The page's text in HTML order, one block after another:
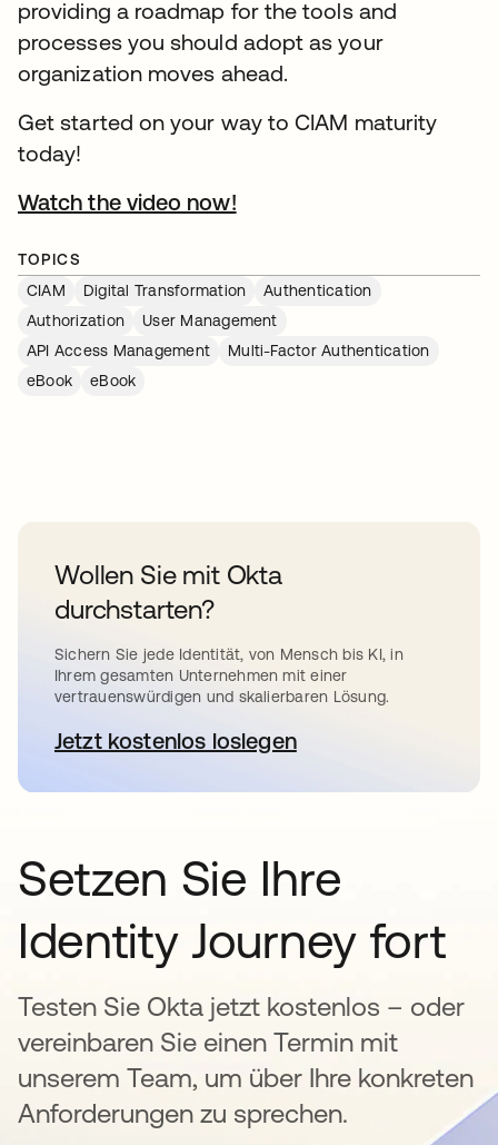
providing a roadmap for the tools and
processes you should adopt as your
organization moves ahead.
Get started on your way to CIAM maturity
today!
Watch the video now!
TOPICS
CIAM
Digital Transformation
Authentication
Authorization
User Management
API Access Management
Multi-Factor Authentication
eBook
eBook
Wollen Sie mit Okta
durchstarten?
Sichern Sie jede Identität, von Mensch bis KI, in
Ihrem gesamten Unternehmen mit einer
vertrauenswürdigen und skalierbaren Lösung.
Jetzt kostenlos loslegen
wird in einer neuen
Setzen Sie Ihre
Identity Journey fort
Testen Sie Okta jetzt kostenlos – oder
vereinbaren Sie einen Termin mit
unserem Team, um über Ihre konkreten
Anforderungen zu sprechen.